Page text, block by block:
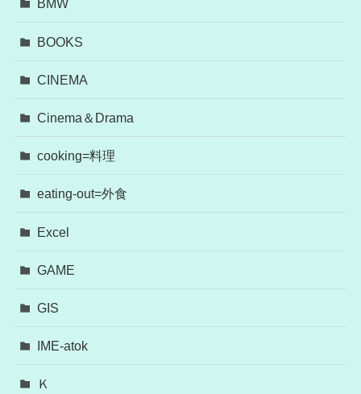
BMW
BOOKS
CINEMA
Cinema＆Drama
cooking=料理
eating-out=外食
Excel
GAME
GIS
IME-atok
Ｋ